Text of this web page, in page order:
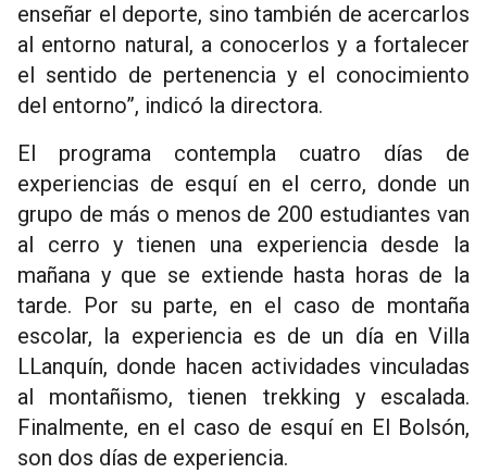
enseñar el deporte, sino también de acercarlos
al entorno natural, a conocerlos y a fortalecer
el sentido de pertenencia y el conocimiento
del entorno”, indicó la directora.
El programa contempla cuatro días de
experiencias de esquí en el cerro, donde un
grupo de más o menos de 200 estudiantes van
al cerro y tienen una experiencia desde la
mañana y que se extiende hasta horas de la
tarde. Por su parte, en el caso de montaña
escolar, la experiencia es de un día en Villa
LLanquín, donde hacen actividades vinculadas
al montañismo, tienen trekking y escalada.
Finalmente, en el caso de esquí en El Bolsón,
son dos días de experiencia.